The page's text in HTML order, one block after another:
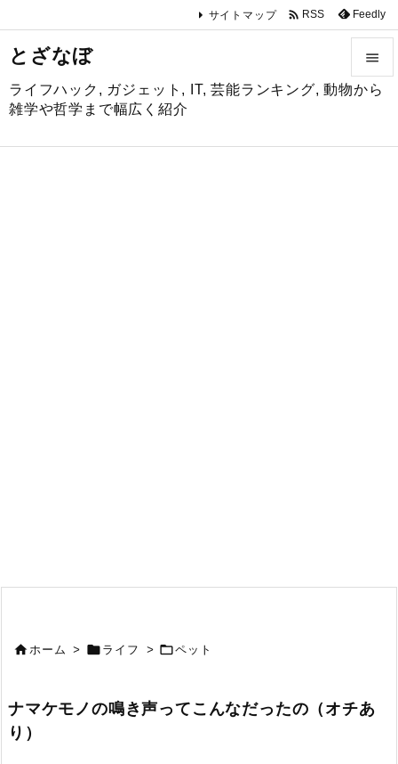
とざなぼ
ライフハック, ガジェット, IT, 芸能ランキング, 動物から
雑学や哲学まで幅広く紹介



サイトマップ  RSS Feedly
ホーム >  ライフ > ペット
ナマケモノの鳴き声ってこんなだったの（オチあ
り）